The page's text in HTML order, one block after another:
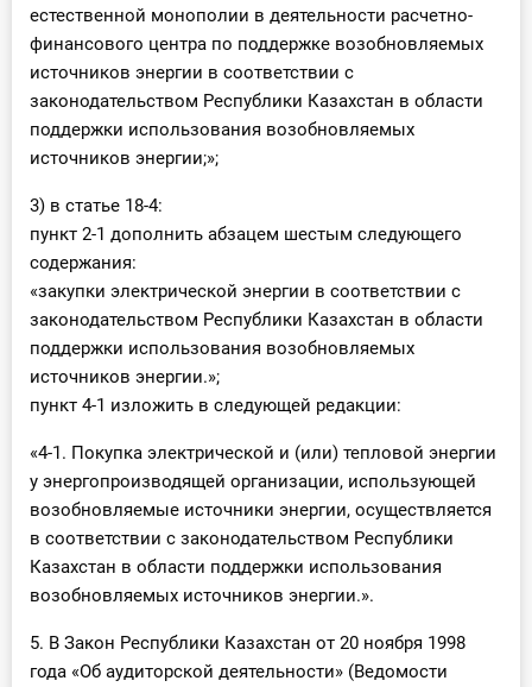
естественной монополии в деятельности расчетно-
финансового центра по поддержке возобновляемых
источников энергии в соответствии с
законодательством Республики Казахстан в области
поддержки использования возобновляемых
источников энергии;»;
3) в статье 18-4:
пункт 2-1 дополнить абзацем шестым следующего
содержания:
«закупки электрической энергии в соответствии с
законодательством Республики Казахстан в области
поддержки использования возобновляемых
источников энергии.»;
пункт 4-1 изложить в следующей редакции:
«4-1. Покупка электрической и (или) тепловой энергии
у энергопроизводящей организации, использующей
возобновляемые источники энергии, осуществляется
в соответствии с законодательством Республики
Казахстан в области поддержки использования
возобновляемых источников энергии.».
5. В Закон Республики Казахстан от 20 ноября 1998
года «Об аудиторской деятельности» (Ведомости